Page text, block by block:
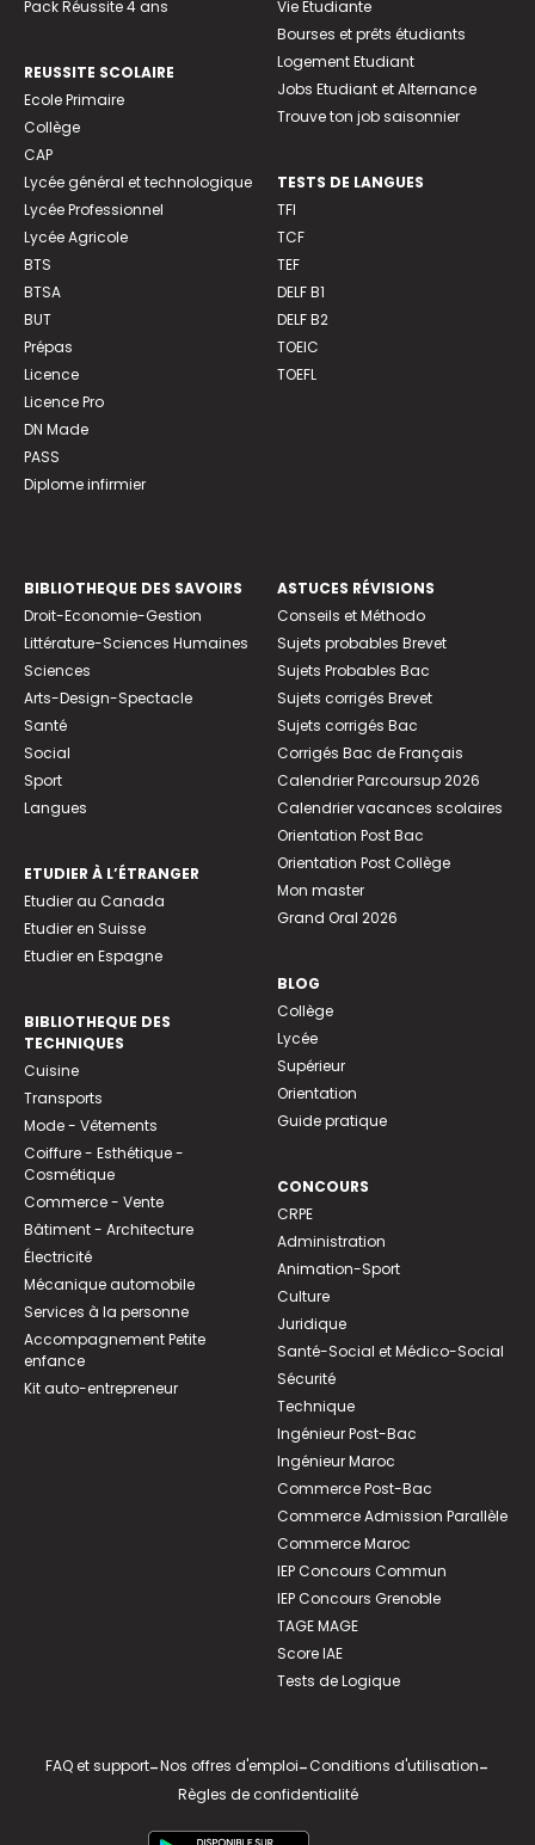
Pack Réussite 4 ans
REUSSITE SCOLAIRE
Ecole Primaire
Collège
CAP
Lycée général et technologique
Lycée Professionnel
Lycée Agricole
BTS
BTSA
BUT
Prépas
Licence
Licence Pro
DN Made
PASS
Diplome infirmier
Vie Etudiante
Bourses et prêts étudiants
Logement Etudiant
Jobs Etudiant et Alternance
Trouve ton job saisonnier
TESTS DE LANGUES
TFI
TCF
TEF
DELF B1
DELF B2
TOEIC
TOEFL
BIBLIOTHEQUE DES SAVOIRS
Droit-Economie-Gestion
Littérature-Sciences Humaines
Sciences
Arts-Design-Spectacle
Santé
Social
Sport
Langues
ETUDIER À L’ÉTRANGER
Etudier au Canada
Etudier en Suisse
Etudier en Espagne
BIBLIOTHEQUE DES
TECHNIQUES
Cuisine
Transports
Mode - Vêtements
Coiffure - Esthétique -
Cosmétique
Commerce - Vente
Bâtiment - Architecture
Électricité
Mécanique automobile
Services à la personne
Accompagnement Petite
enfance
Kit auto-entrepreneur
ASTUCES RÉVISIONS
Conseils et Méthodo
Sujets probables Brevet
Sujets Probables Bac
Sujets corrigés Brevet
Sujets corrigés Bac
Corrigés Bac de Français
Calendrier Parcoursup 2026
Calendrier vacances scolaires
Orientation Post Bac
Orientation Post Collège
Mon master
Grand Oral 2026
BLOG
Collège
Lycée
Supérieur
Orientation
Guide pratique
CONCOURS
CRPE
Administration
Animation-Sport
Culture
Juridique
Santé-Social et Médico-Social
Sécurité
Technique
Ingénieur Post-Bac
Ingénieur Maroc
Commerce Post-Bac
Commerce Admission Parallèle
Commerce Maroc
IEP Concours Commun
IEP Concours Grenoble
TAGE MAGE
Score IAE
Tests de Logique
FAQ et support-Nos offres d'emploi-Conditions d'utilisation-
Règles de confidentialité